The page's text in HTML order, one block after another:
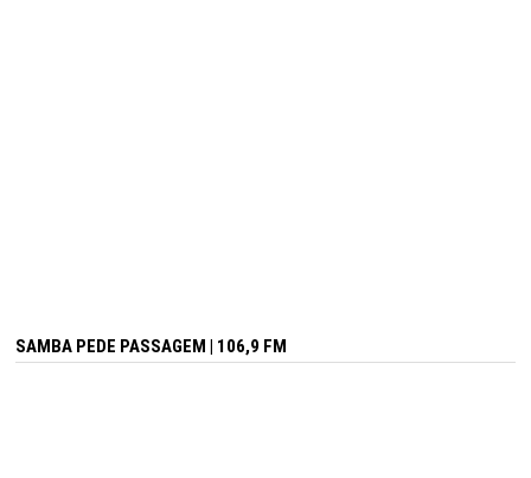
SAMBA PEDE PASSAGEM | 106,9 FM